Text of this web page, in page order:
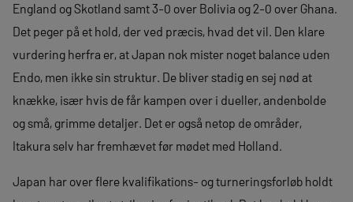
England og Skotland samt 3-0 over Bolivia og 2-0 over Ghana.
Det peger på et hold, der ved præcis, hvad det vil. Den klare
vurdering herfra er, at Japan nok mister noget balance uden
Endo, men ikke sin struktur. De bliver stadig en sej nød at
knække, især hvis de får kampen over i dueller, andenbolde
og små, grimme detaljer. Det er også netop de områder,
Itakura selv har fremhævet før mødet med Holland.
Japan har over flere kvalifikations- og turneringsforløb holdt